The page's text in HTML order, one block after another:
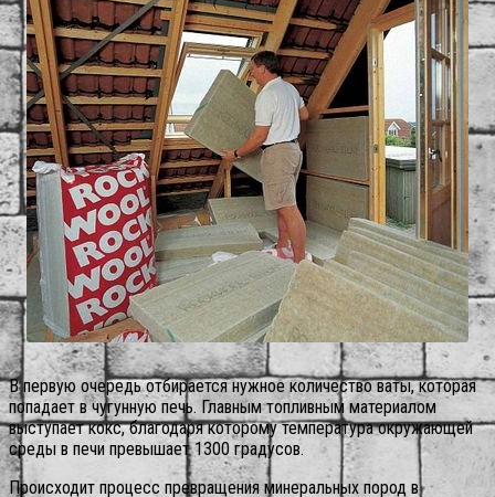
В первую очередь отбирается нужное количество ваты, которая
попадает в чугунную печь. Главным топливным материалом
выступает кокс, благодаря которому температура окружающей
среды в печи превышает 1300 градусов.
Происходит процесс превращения минеральных пород в